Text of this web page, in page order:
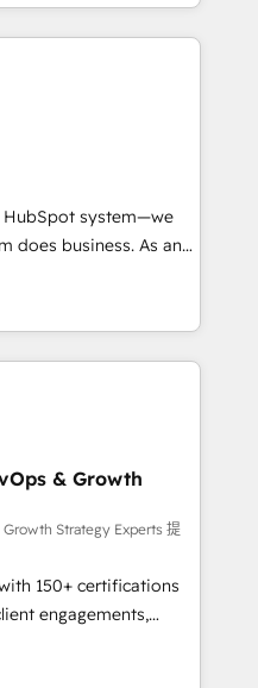
Website and
"HubScrub" Tool.
Named
the Year in 2024,
in the ecosystem,
model, delivering
teams in the UK, USA,
Singapore, and
employees.
HubSpot system—we
does business. As an
we specialize in
solutions that
efficiency,
on HubSpot. What
time to deeply
Our mission
full potential
unmatched
support, we equip
with confidence
approach to
& Growth
Growth Strategy Experts 提
150+ certifications
engagements,
into
From onboarding to